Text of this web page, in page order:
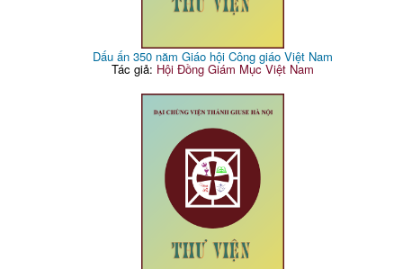
Dấu ấn 350 năm Giáo hội Công giáo Việt Nam
Tác giả: Hội Đồng Giám Mục Việt Nam